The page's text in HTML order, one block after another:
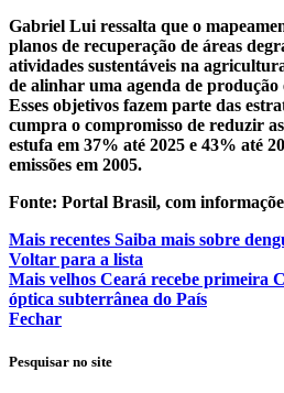
Gabriel Lui ressalta que o
planos de recuperação de áreas
atividades sustentáveis na
de alinhar uma agenda de produção
Esses objetivos fazem parte das
cumpra o compromisso de reduzir as
estufa em 37% até 2025 e 43% até
emissões em 2005.
Fonte: Portal Brasil, com
Mais recentes Saiba mais sobre
Voltar para a lista
Mais velhos Ceará recebe primeira
óptica subterrânea do País
Fechar
Pesquisar no site